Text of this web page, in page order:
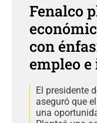
Fenalco
con
empleo
El presidente
aseguró que
una